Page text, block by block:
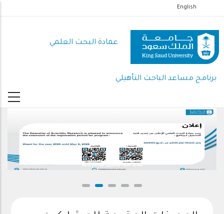
إلى
المحتوى
الرئيسي
English
عمادة البحث العلمي
برنامج مساعد الباحث التأهيلي
تمديد فترة التسجيل لبرنامج واعد